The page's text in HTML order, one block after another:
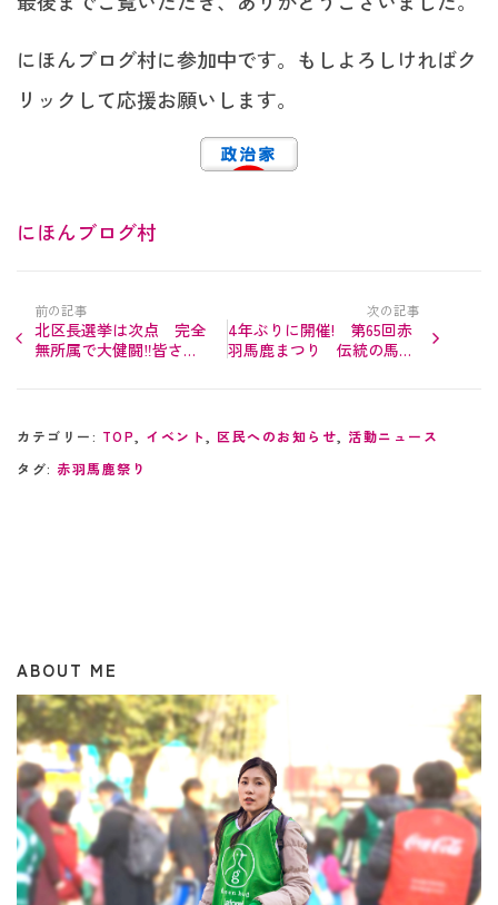
にほんブログ村に参加中です。もしよろしければク
リックして応援お願いします。
にほんブログ村
前の記事
北区長選挙は次点 完全
無所属で大健闘‼︎皆さん
次の記事
4年ぶりに開催! 第65回赤
羽馬鹿まつり 伝統の馬鹿
カテゴリー: TOP, イベント , 区民へのお知らせ, 活動ニュース
タグ: 赤羽馬鹿祭り
ABOUT ME